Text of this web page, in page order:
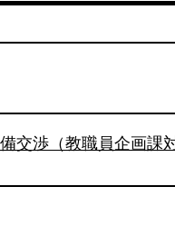
交渉（教職員企画課